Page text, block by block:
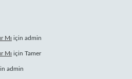
Mı için admin
Mı için Tamer
admin